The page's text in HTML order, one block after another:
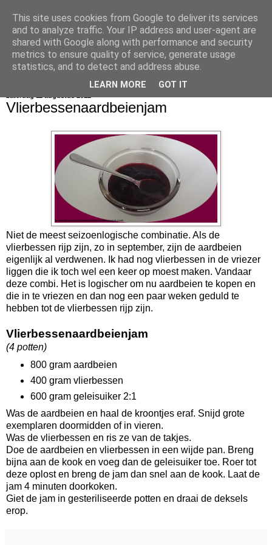
bijna net zo lekker als thuis
Vlierbessenaardbeienjam
Niet de meest seizoenlogische combinatie. Als de
vlierbessen rijp zijn, zo in september, zijn de aardbeien
eigenlijk al verdwenen. Ik had nog vlierbessen in de vriezer
liggen die ik toch wel een keer op moest maken. Vandaar
deze combi. Het is logischer om nu aardbeien te kopen en
die in te vriezen en dan nog een paar weken geduld te
hebben tot de vlierbessen rijp zijn.
Vlierbessenaardbeienjam
(4 potten)
800 gram aardbeien
400 gram vlierbessen
600 gram geleisuiker 2:1
Was de aardbeien en haal de kroontjes eraf. Snijd grote
exemplaren doormidden of in vieren.
Was de vlierbessen en ris ze van de takjes.
Doe de aardbeien en vlierbessen in een wijde pan. Breng
bijna aan de kook en voeg dan de geleisuiker toe. Roer tot
deze oplost en breng de jam dan snel aan de kook. Laat de
jam 4 minuten doorkoken.
Giet de jam in gesteriliseerde potten en draai de deksels
erop.
This site uses cookies from Google to deliver its services
and to analyze traffic. Your IP address and user-agent are
shared with Google along with performance and security
metrics to ensure quality of service, generate usage
statistics, and to detect and address abuse.
LEARN MORE GOT IT